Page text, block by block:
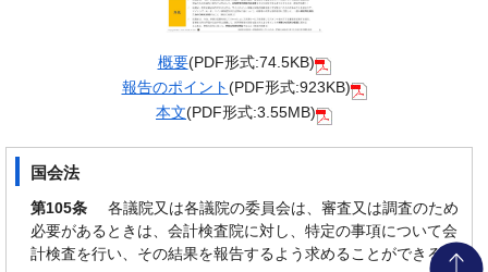
概要(PDF形式:74.5KB)
報告のポイント(PDF形式:923KB)
本文(PDF形式:3.55MB)
国会法
第105条
各議院又は各議院の委員会は、審査又は調査のため
必要があるときは、会計検査院に対し、特定の事項について会
計検査を行い、その結果を報告するよう求めることができる。